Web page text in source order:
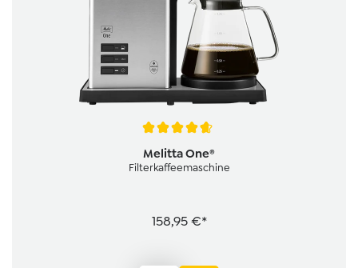
Melitta One®
Filterkaffeemaschine
158,95 €*